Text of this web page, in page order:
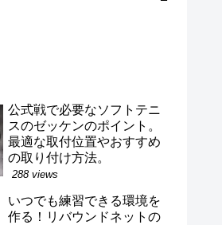
公式戦で必要なソフトテニ
スのゼッケンのポイント。
最適な取付位置やおすすめ
の取り付け方法。
288 views
いつでも練習できる環境を
作る！リバウンドネットの